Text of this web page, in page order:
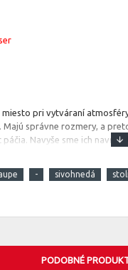
pri vytváraní
správne rozmery, a
Navyše sme ich
- sivohnedá
PODOBNÉ